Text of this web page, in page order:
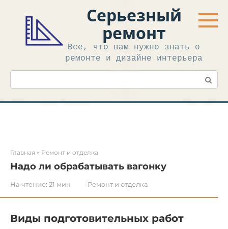
контенту
Серьезный
ремонт
Все, что вам нужно знать о
ремонте и дизайне интерьера
Поиск:
Главная » Ремонт и отделка
Надо ли обрабатывать вагонку
На чтение: 21 мин Ремонт и отделка
Виды подготовительных работ